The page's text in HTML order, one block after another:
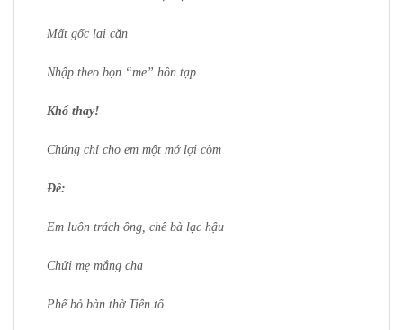
Mất gốc lai căn
Nhập theo bọn “me” hỗn tạp
Khổ thay!
Chúng chỉ cho em một mớ lợi còm
Để:
Em luôn trách ông, chê bà lạc hậu
Chửi mẹ mắng cha
Phế bỏ bàn thờ Tiên tổ…